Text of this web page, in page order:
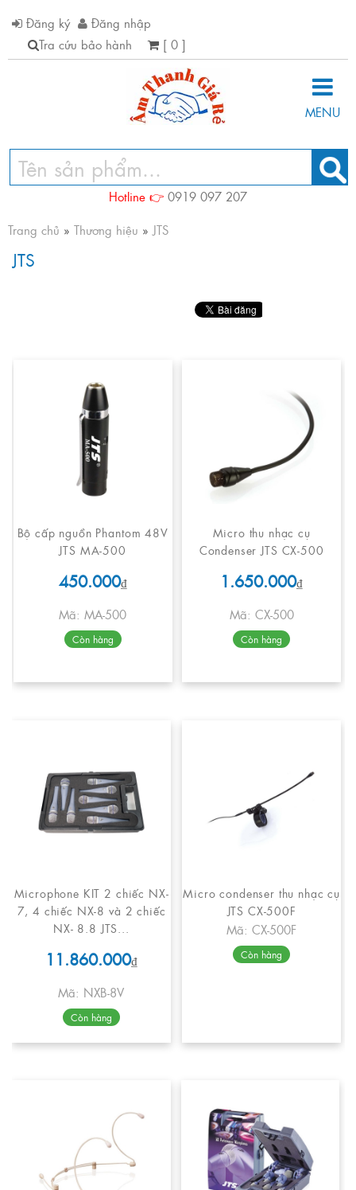
Đăng ký
Đăng nhập
Tra cứu bảo hành
[ 0 ]
MENU
Hotline 👉 0919 097 207
Trang chủ » Thương hiệu »JTS
JTS
Bộ cấp nguồn Phantom 48V
JTS MA-500
450.000₫
Mã: MA-500
Còn hàng
Micro thu nhạc cụ
Condenser JTS CX-500
1.650.000₫
Mã: CX-500
Còn hàng
Microphone KIT 2 chiếc NX-
7, 4 chiếc NX-8 và 2 chiếc
NX- 8.8 JTS...
11.860.000₫
Mã: NXB-8V
Còn hàng
Micro condenser thu nhạc cụ
JTS CX-500F
Mã: CX-500F
Còn hàng